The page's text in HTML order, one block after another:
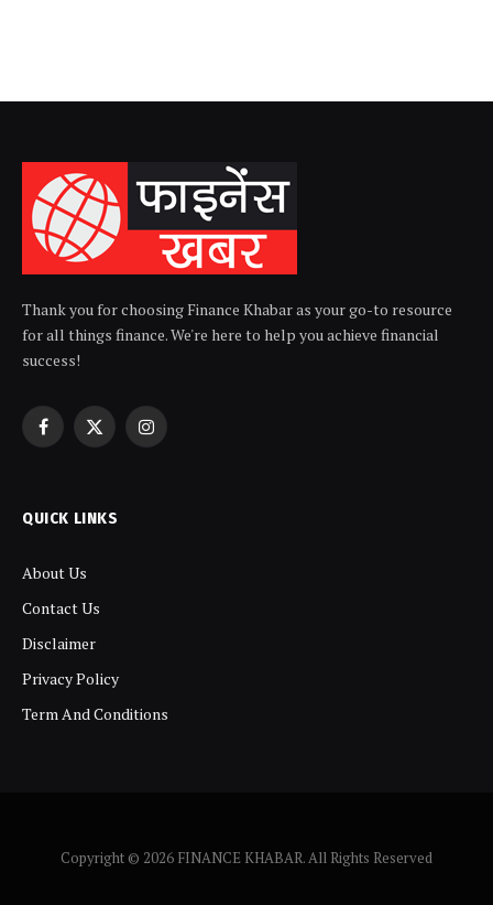
Thank you for choosing Finance Khabar as your go-to resource
for all things finance. We're here to help you achieve financial
success!
Facebook
X
Instagram
QUICK LINKS
About Us
Contact Us
Disclaimer
Privacy Policy
Term And Conditions
Copyright © 2026 FINANCE KHABAR. All Rights Reserved